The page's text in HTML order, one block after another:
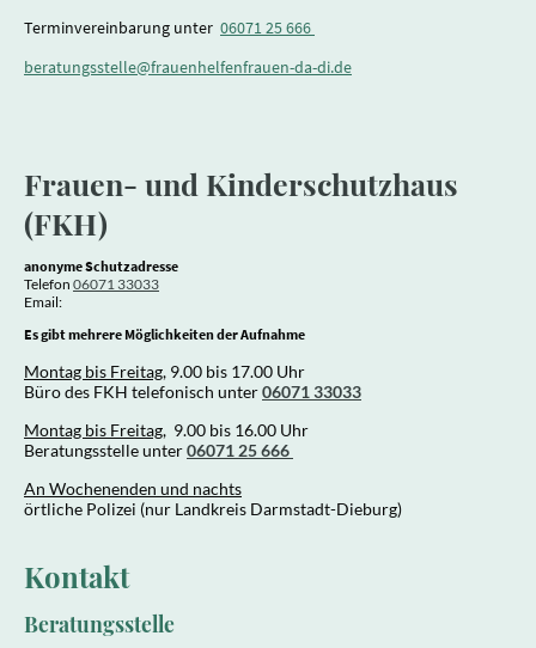
Terminvereinbarung unter 06071 25 666
beratungsstelle@frauenhelfenfrauen-da-di.de
Frauen- und Kinderschutzhaus
(FKH)
anonyme Schutzadresse
Telefon 06071 33033
Email:
Es gibt mehrere Möglichkeiten der Aufnahme
Montag bis Freitag, 9.00 bis 17.00 Uhr
Büro des FKH telefonisch unter06071 33033
Montag bis Freitag, 9.00 bis 16.00 Uhr
Beratungsstelle unter06071 25 666
An Wochenenden und nachts
örtliche Polizei (nur Landkreis Darmstadt-Dieburg)
Kontakt
Beratungsstelle